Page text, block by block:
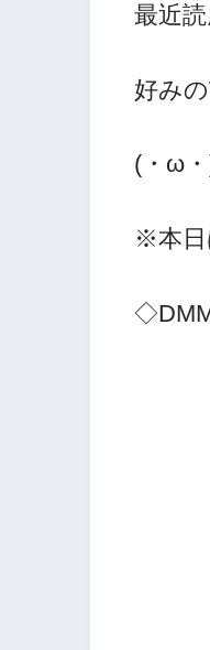
最近
好み
(・ω・
※本日